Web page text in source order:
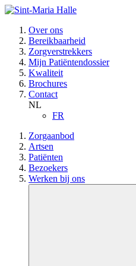
Over ons
Bereikbaarheid
Zorgverstrekkers
Mijn Patiëntendossier
Kwaliteit
Brochures
Contact
NL
FR
Zorgaanbod
Artsen
Patiënten
Bezoekers
Werken bij ons